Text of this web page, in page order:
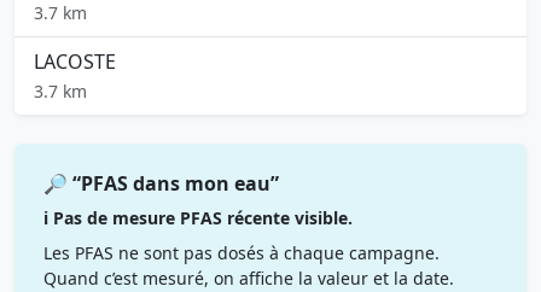
3.7 km
LACOSTE
3.7 km
🔎 “PFAS dans mon eau”
ℹ️ Pas de mesure PFAS récente visible.
Les PFAS ne sont pas dosés à chaque campagne.
Quand c’est mesuré, on affiche la valeur et la date.